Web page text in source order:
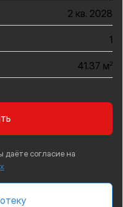
2 кв. 2028
1
41.37 м2
даёте согласие на